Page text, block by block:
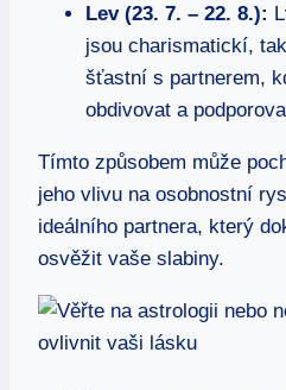
Lev (23. 7. – 22. 8.):
jsou charismatickí,
šťastní s partnerem,
obdivovat a
Tímto způsobem může
jeho vlivu na osobnostní
ideálního partnera, který
osvěžit vaše slabiny.